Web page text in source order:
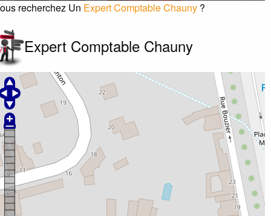
recherchez Un Expert Comptable Chauny ?
Expert Comptable Chauny